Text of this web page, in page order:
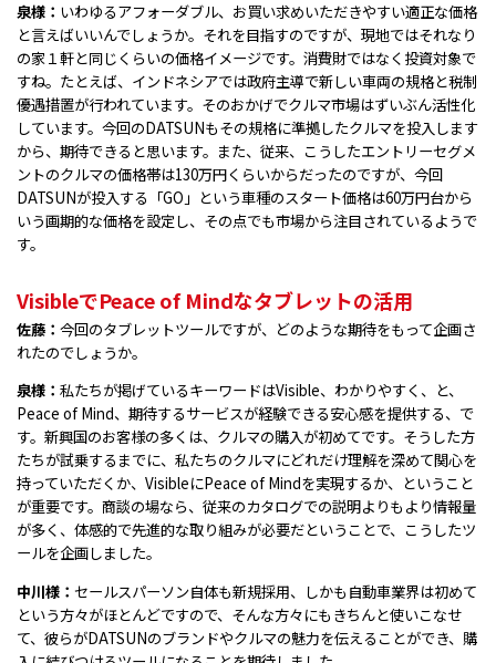
泉様： いわゆるアフォーダブル、お買い求めいただきやすい適正な価格
と言えばいいんでしょうか。それを目指すのですが、現地ではそれなり
の家１軒と同じくらいの価格イメージです。消費財ではなく投資対象で
すね。たとえば、インドネシアでは政府主導で新しい車両の規格と税制
優遇措置が行われています。そのおかげでクルマ市場はずいぶん活性化
しています。今回のDATSUNもその規格に準拠したクルマを投入します
から、期待できると思います。また、従来、こうしたエントリーセグメ
ントのクルマの価格帯は130万円くらいからだったのですが、今回
DATSUNが投入する「GO」という車種のスタート価格は60万円台から
いう画期的な価格を設定し、その点でも市場から注目されているようで
す。
VisibleでPeace of Mindなタブレットの活用
佐藤： 今回のタブレットツールですが、どのような期待をもって企画さ
れたのでしょうか。
泉様： 私たちが掲げているキーワードはVisible、わかりやすく、と、
Peace of Mind、期待するサービスが経験できる安心感を提供する、で
す。新興国のお客様の多くは、クルマの購入が初めてです。そうした方
たちが試乗するまでに、私たちのクルマにどれだけ理解を深めて関心を
持っていただくか、VisibleにPeace of Mindを実現するか、ということ
が重要です。商談の場なら、従来のカタログでの説明よりもより情報量
が多く、体感的で先進的な取り組みが必要だということで、こうしたツ
ールを企画しました。
中川様： セールスパーソン自体も新規採用、しかも自動車業界は初めて
という方々がほとんどですので、そんな方々にもきちんと使いこなせ
て、彼らがDATSUNのブランドやクルマの魅力を伝えることができ、購